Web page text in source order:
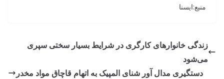
منبع:ایسنا
زندگی خانوارهای کارگری در شرایط بسیار سختی سپری
می‌شود
دستگیری مدال آور شنای المپیک به اتهام قاچاق مواد مخدر